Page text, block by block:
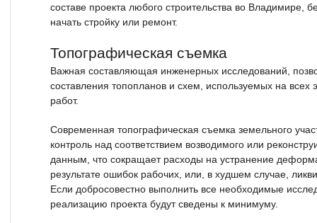
составе проекта любого строительства во Владимире,
начать стройку или ремонт.
Топографическая съемка
Важная составляющая инженерных исследований,
составления топопланов и схем, используемых на всех
работ.
Современная топографическая съемка земельного
контроль над соответствием возводимого или
данным, что сокращает расходы на устранение
результате ошибок рабочих, или, в худшем случае,
Если добросовестно выполнить все необходимые
реализацию проекта будут сведены к минимуму.